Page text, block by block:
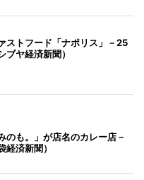
ストフード「ナポリス」－25
ヤ経済新聞）
のも。」が店名のカレー店－
済新聞）